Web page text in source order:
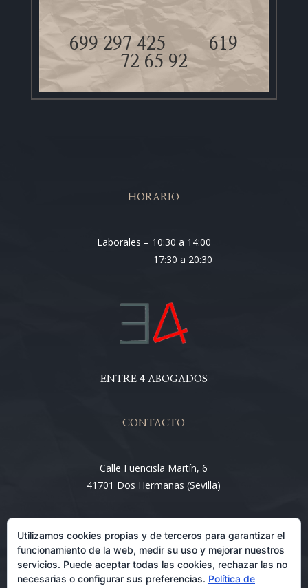
699 297 425619
72 65 92
HORARIO
Laborales – 10:30 a 14:00
17:30 a 20:30
ENTRE 4 ABOGADOS
CONTACTO
Calle Fuencisla Martín, 6
41701 Dos Hermanas (Sevilla)
info@entre4abogados.com
Utilizamos cookies propias y de terceros para garantizar el
funcionamiento de la web, medir su uso y mejorar nuestros
servicios. Puede aceptar todas las cookies, rechazar las no
necesarias o configurar sus preferencias. Política de